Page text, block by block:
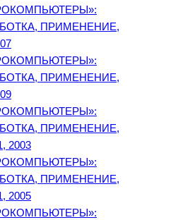
ПРИМЕНЕНИЕ,
ПРИМЕНЕНИЕ,
ПРИМЕНЕНИЕ,
2003
ПРИМЕНЕНИЕ,
2005